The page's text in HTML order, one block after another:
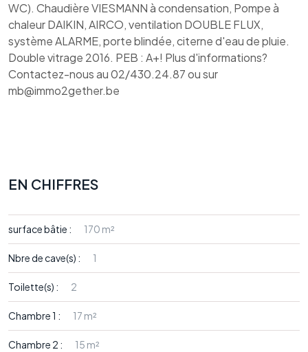
WC). Chaudière VIESMANN à condensation, Pompe à
chaleur DAIKIN, AIRCO, ventilation DOUBLE FLUX,
système ALARME, porte blindée, citerne d'eau de pluie.
Double vitrage 2016. PEB : A+! Plus d'informations?
Contactez-nous au 02/430.24.87 ou sur
mb@immo2gether.be
EN CHIFFRES
surface bâtie : 170 m²
Nbre de cave(s) : 1
Toilette(s) : 2
Chambre 1 : 17 m²
Chambre 2 : 15 m²